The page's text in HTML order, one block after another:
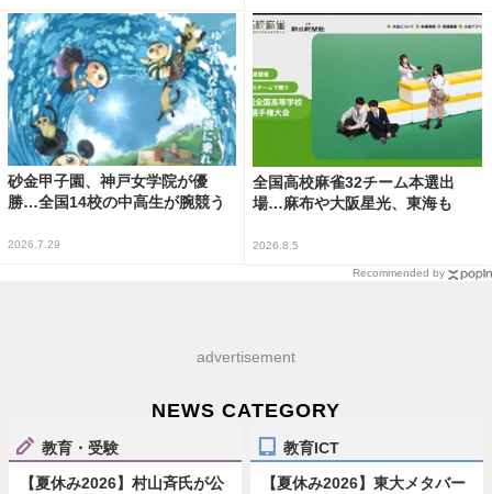
砂金甲子園、神戸女学院が優
勝…全国14校の中高生が腕競う
2026.7.29
全国高校麻雀32チーム本選出
場…麻布や大阪星光、東海も
2026.8.5
Recommended by
advertisement
NEWS CATEGORY
教育・受験
【夏休み2026】村山斉氏が公
教育ICT
【夏休み2026】東大メタバー